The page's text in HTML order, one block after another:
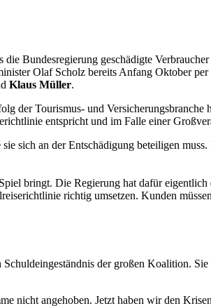
Bundesregierung geschädigte
Olaf Scholz bereits Anfang Oktober
Klaus Müller.
der Tourismus- und Versicherungsbranche
entspricht und im Falle einer
sich an der Entschädigung beteiligen muss.
bringt. Die Regierung hat dafür
richtig umsetzen. Kunden
der großen Koalition.
nicht angehoben. Jetzt haben wir den